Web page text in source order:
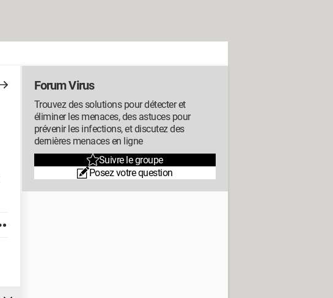
Forum Virus
Trouvez des solutions pour détecter et
éliminer les menaces, des astuces pour
prévenir les infections, et discutez des
dernières menaces en ligne
Suivre le groupe
Posez votre question